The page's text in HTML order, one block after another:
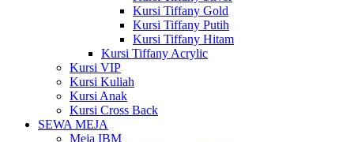
Kursi Tiffany Gold
Kursi Tiffany Putih
Kursi Tiffany Hitam
Kursi Tiffany Acrylic
Kursi VIP
Kursi Kuliah
Kursi Anak
Kursi Cross Back
SEWA MEJA
Meja IBM